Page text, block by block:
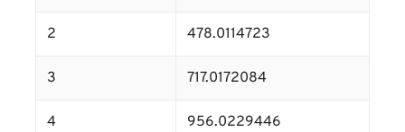
2 478.0114723
3 717.0172084
4 956.0229446